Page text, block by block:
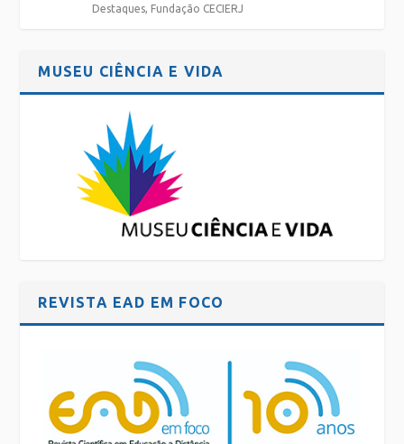
Destaques, Fundação CECIERJ
MUSEU CIÊNCIA E VIDA
REVISTA EAD EM FOCO